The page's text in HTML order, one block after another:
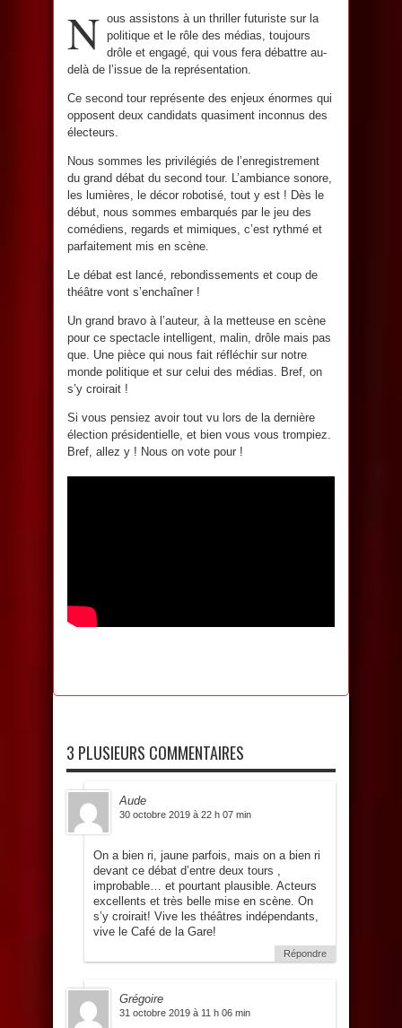
N ous assistons à un thriller futuriste sur la
politique et le rôle des médias, toujours
drôle et engagé, qui vous fera débattre au-
delà de l’issue de la représentation.
Ce second tour représente des enjeux énormes qui
opposent deux candidats quasiment inconnus des
électeurs.
Nous sommes les privilégiés de l’enregistrement
du grand débat du second tour. L’ambiance sonore,
les lumières, le décor robotisé, tout y est ! Dès le
début, nous sommes embarqués par le jeu des
comédiens, regards et mimiques, c’est rythmé et
parfaitement mis en scène.
Le débat est lancé, rebondissements et coup de
théâtre vont s’enchaîner !
Un grand bravo à l’auteur, à la metteuse en scène
pour ce spectacle intelligent, malin, drôle mais pas
que. Une pièce qui nous fait réfléchir sur notre
monde politique et sur celui des médias. Bref, on
s’y croirait !
Si vous pensiez avoir tout vu lors de la dernière
élection présidentielle, et bien vous vous trompiez.
Bref, allez y ! Nous on vote pour !
3 PLUSIEURS COMMENTAIRES
Aude
30 octobre 2019 à 22 h 07 min
On a bien ri, jaune parfois, mais on a bien ri
devant ce débat d’entre deux tours ,
improbable… et pourtant plausible. Acteurs
excellents et très belle mise en scène. On
s’y croirait! Vive les théâtres indépendants,
vive le Café de la Gare!
Répondre
Grégoire
31 octobre 2019 à 11 h 06 min